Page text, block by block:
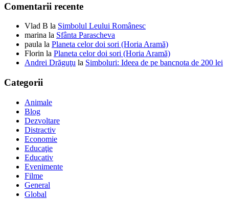
Comentarii recente
Vlad B la Simbolul Leului Românesc
marina la Sfânta Parascheva
paula la Planeta celor doi sori (Horia Aramă)
Florin la Planeta celor doi sori (Horia Aramă)
Andrei Drăguţu la Simboluri: Ideea de pe bancnota de 200 lei
Categorii
Animale
Blog
Dezvoltare
Distractiv
Economie
Educaţie
Educativ
Evenimente
Filme
General
Global